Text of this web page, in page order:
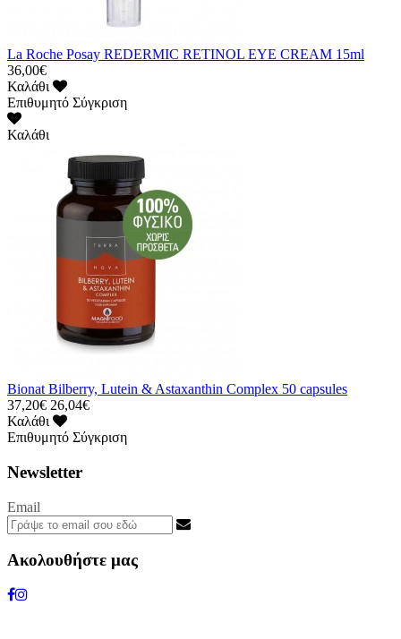
La Roche Posay REDERMIC RETINOL EYE CREAM 15ml
36,00€
Καλάθι
Επιθυμητό Σύγκριση
Καλάθι
Bionat Bilberry, Lutein & Astaxanthin Complex 50 capsules
37,20€ 26,04€
Καλάθι
Επιθυμητό Σύγκριση
Newsletter
Email
Ακολουθήστε μας